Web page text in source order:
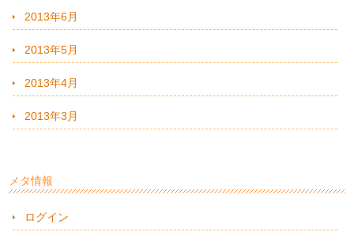
2013年6月
2013年5月
2013年4月
2013年3月
メタ情報
ログイン